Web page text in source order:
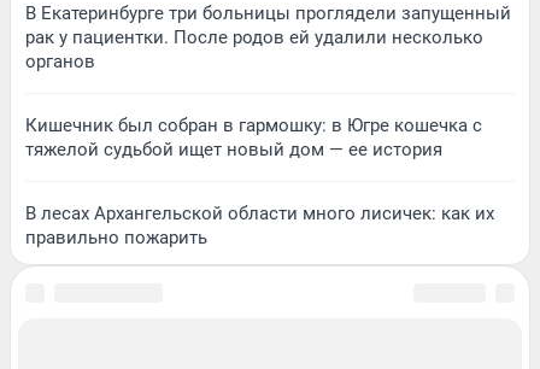
В Екатеринбурге три больницы проглядели запущенный
рак у пациентки. После родов ей удалили несколько
органов
Кишечник был собран в гармошку: в Югре кошечка с
тяжелой судьбой ищет новый дом — ее история
В лесах Архангельской области много лисичек: как их
правильно пожарить